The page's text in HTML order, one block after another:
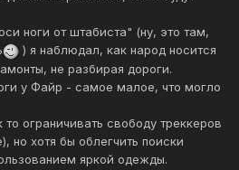
ноги от штабиста" (ну, это там,
) я наблюдал, как народ носится
не разбирая дороги.
у Файр - самое малое, что могло
ограничивать свободу треккеров
но хотя бы облегчить поиски
яркой одежды.